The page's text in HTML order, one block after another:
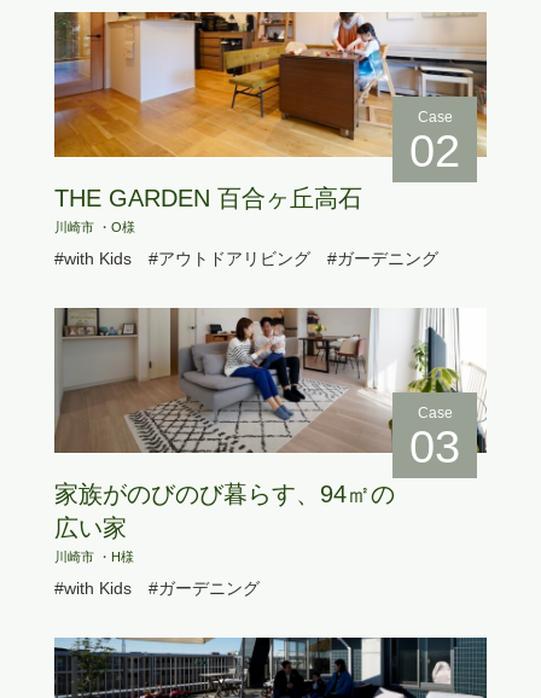
Case
02
THE GARDEN 百合ヶ丘高石
川崎市 ・O様
#with Kids #アウトドアリビング #ガーデニング
Case
03
家族がのびのび暮らす、94㎡の
広い家
川崎市 ・H様
#with Kids #ガーデニング